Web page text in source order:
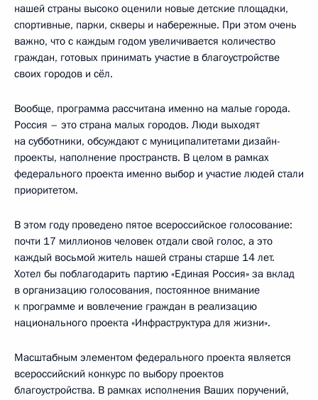
нашей страны высоко оценили новые детские площадки,
спортивные, парки, скверы и набережные. При этом очень
важно, что с каждым годом увеличивается количество
граждан, готовых принимать участие в благоустройстве
своих городов и сёл.
Вообще, программа рассчитана именно на малые города.
Россия – это страна малых городов. Люди выходят
на субботники, обсуждают с муниципалитетами дизайн-
проекты, наполнение пространств. В целом в рамках
федерального проекта именно выбор и участие людей стали
приоритетом.
В этом году проведено пятое всероссийское голосование:
почти 17 миллионов человек отдали свой голос, а это
каждый восьмой житель нашей страны старше 14 лет.
Хотел бы поблагодарить партию «Единая Россия» за вклад
в организацию голосования, постоянное внимание
к программе и вовлечение граждан в реализацию
национального проекта «Инфраструктура для жизни».
Масштабным элементом федерального проекта является
всероссийский конкурс по выбору проектов
благоустройства. В рамках исполнения Ваших поручений,